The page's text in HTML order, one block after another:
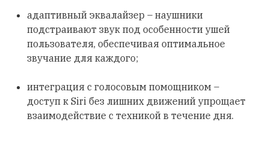
адаптивный эквалайзер – наушники
подстраивают звук под особенности ушей
пользователя, обеспечивая оптимальное
звучание для каждого;
интеграция с голосовым помощником –
доступ к Siri без лишних движений упрощает
взаимодействие с техникой в течение дня.